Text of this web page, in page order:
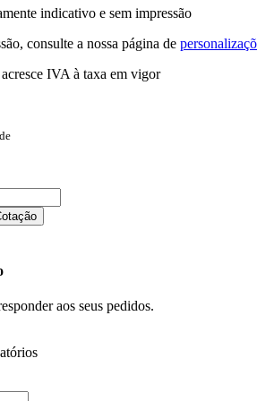
indicativo e sem impressão
consulte a nossa página de
IVA à taxa em vigor
aos seus pedidos.